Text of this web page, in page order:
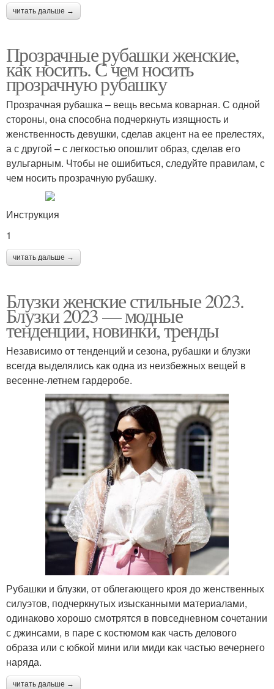
читать дальше →
Прозрачные рубашки женские,
как носить. С чем носить
прозрачную рубашку
Прозрачная рубашка – вещь весьма коварная. С одной
стороны, она способна подчеркнуть изящность и
женственность девушки, сделав акцент на ее прелестях,
а с другой – с легкостью опошлит образ, сделав его
вульгарным. Чтобы не ошибиться, следуйте правилам, с
чем носить прозрачную рубашку.
Инструкция
1
читать дальше →
Блузки женские стильные 2023.
Блузки 2023 — модные
тенденции, новинки, тренды
Независимо от тенденций и сезона, рубашки и блузки
всегда выделялись как одна из неизбежных вещей в
весенне-летнем гардеробе.
Рубашки и блузки, от облегающего кроя до женственных
силуэтов, подчеркнутых изысканными материалами,
одинаково хорошо смотрятся в повседневном сочетании
с джинсами, в паре с костюмом как часть делового
образа или с юбкой мини или миди как частью вечернего
наряда.
читать дальше →